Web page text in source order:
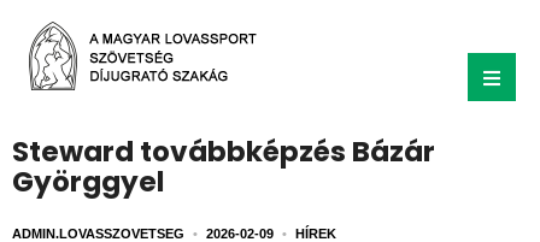
Steward továbbképzés Bázár
Györggyel
ADMIN.LOVASSZOVETSEG • 2026-02-09 • HÍREK